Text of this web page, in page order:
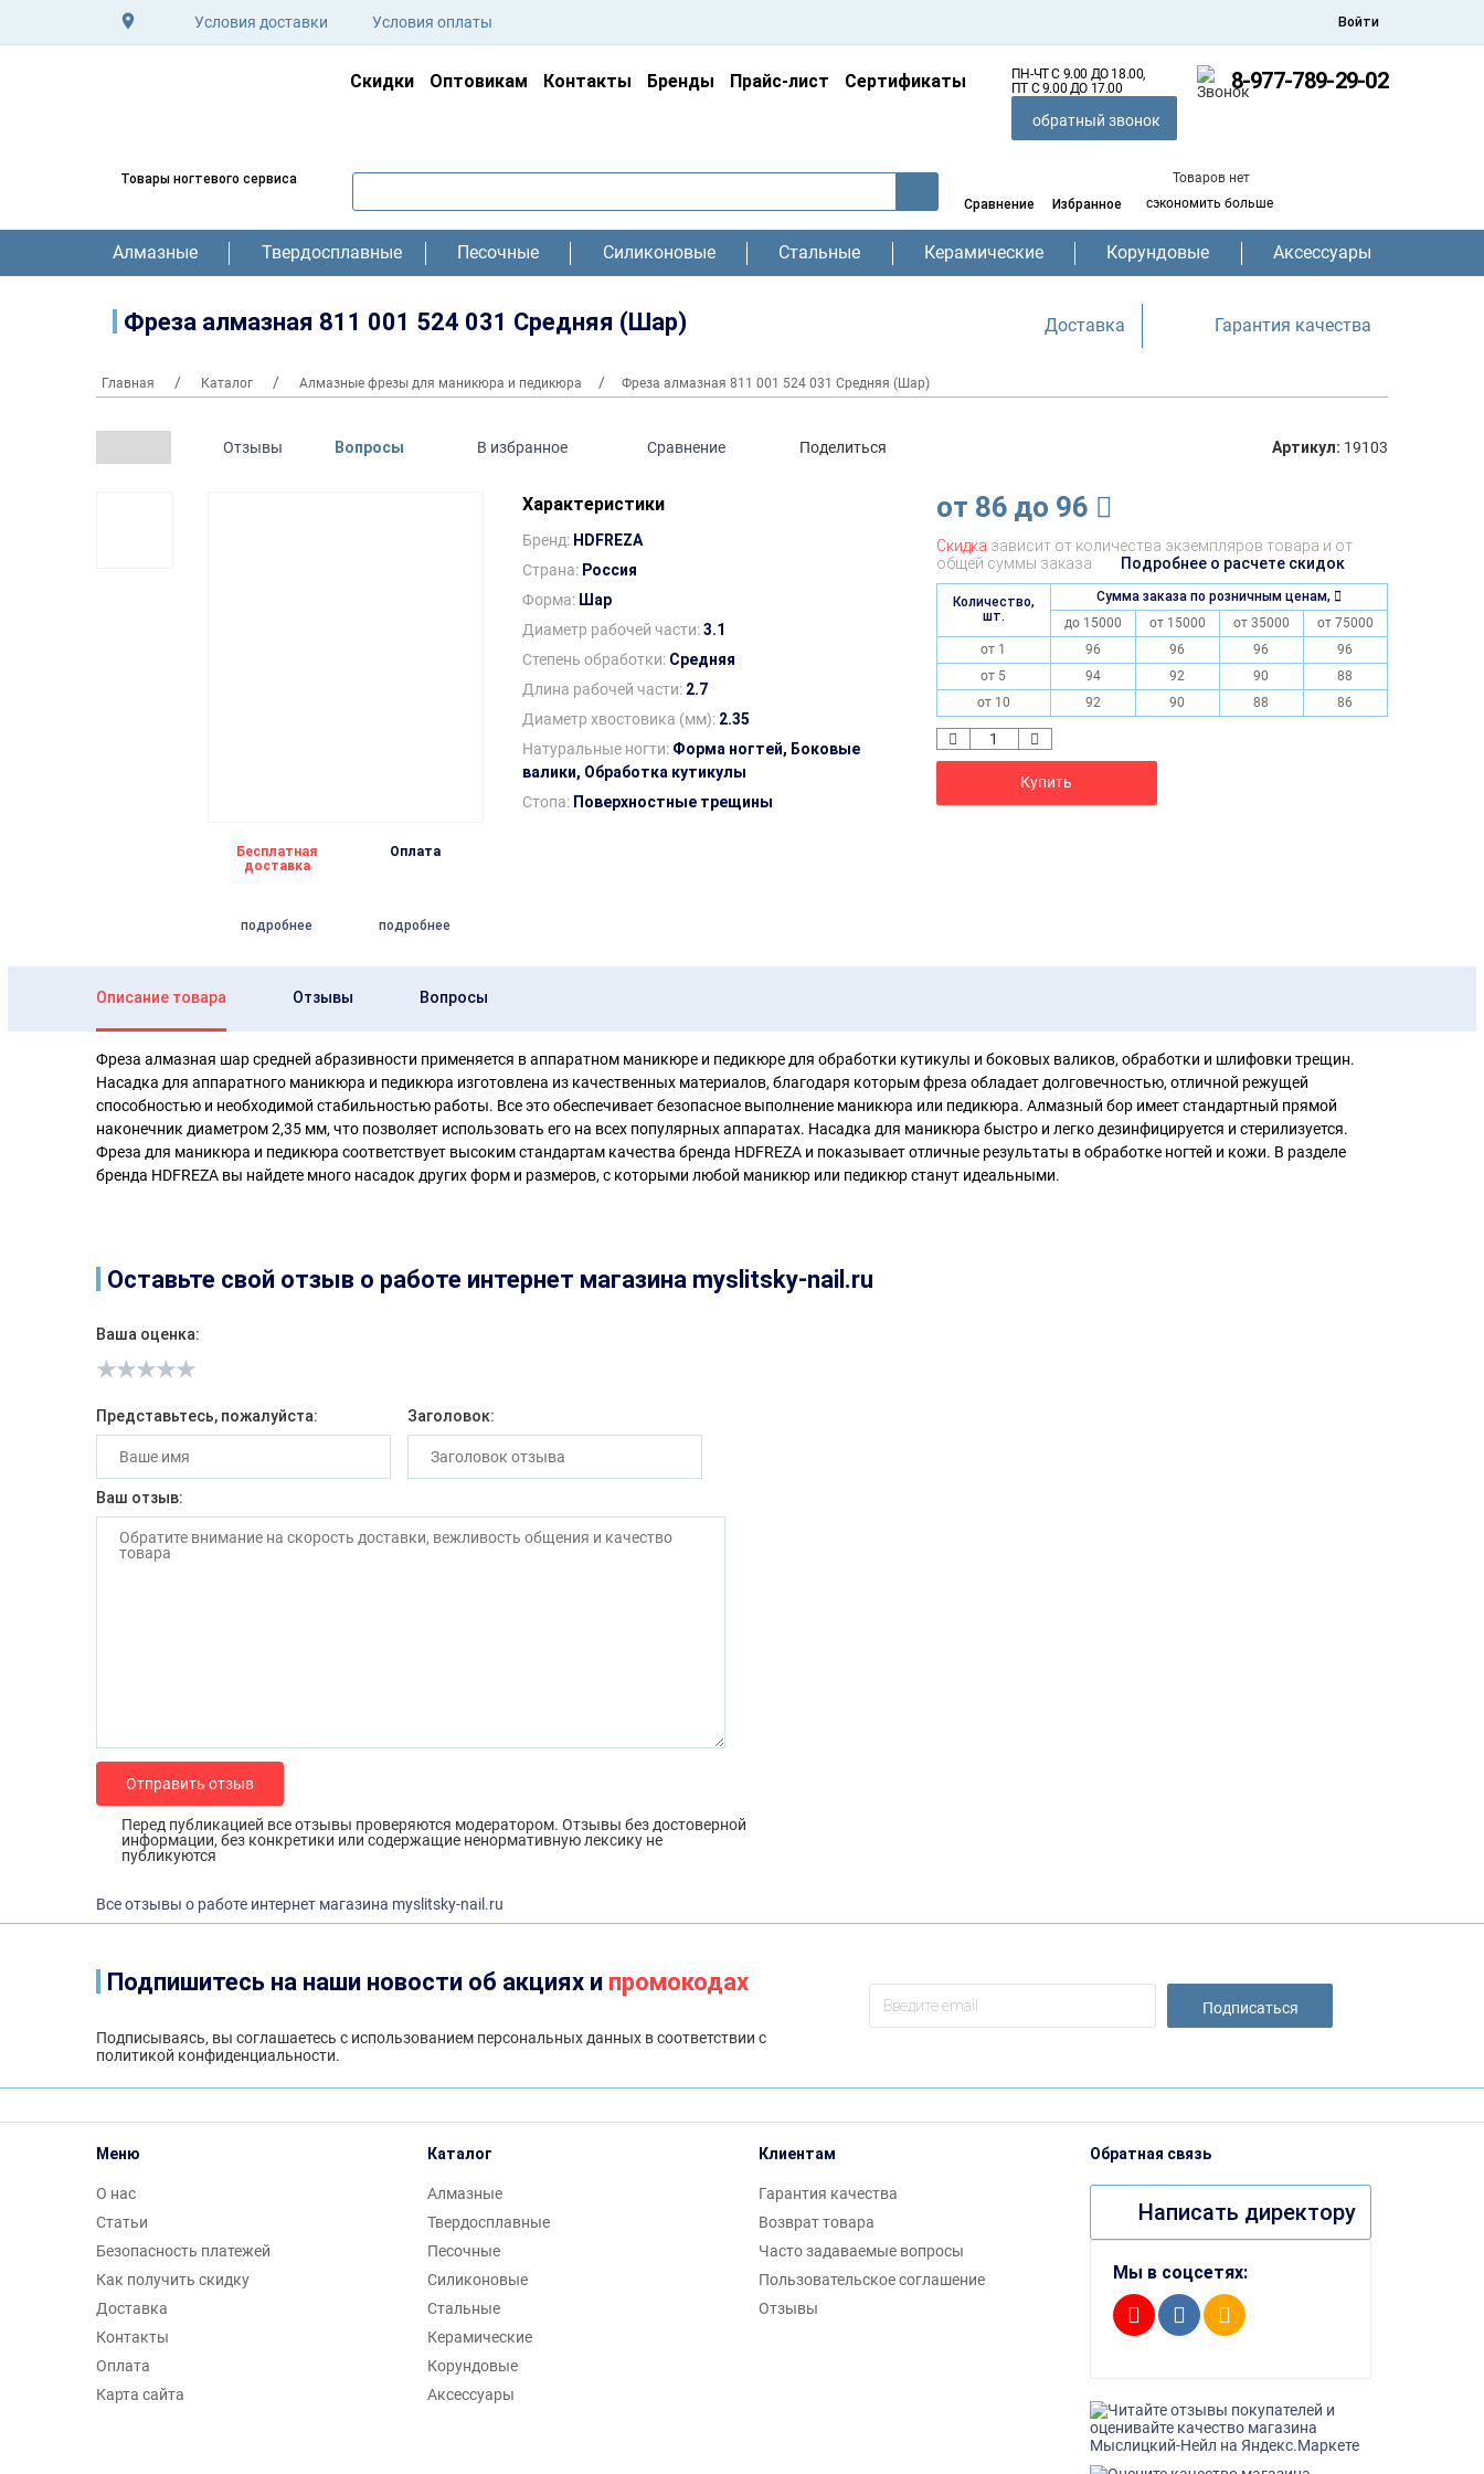
Условия доставки Условия оплаты Войти
Товары ногтевого сервиса
Скидки Оптовикам Контакты Бренды Прайс-лист Сертификаты
ПН-ЧТ С 9.00 ДО 18.00,
ПТ С 9.00 ДО 17.00
обратный звонок
8-977-789-29-02
Сравнение Избранное
Товаров нет
сэкономить больше
Алмазные Твердосплавные Песочные Силиконовые Стальные Керамические Корундовые Аксессуары
Фреза алмазная 811 001 524 031 Средняя (Шар) Доставка Гарантия качества
Главная Каталог Алмазные фрезы для маникюра и педикюра Фреза алмазная 811 001 524 031 Средняя (Шар)
Отзывы Вопросы В избранное Сравнение Поделиться Артикул: 19103
Бесплатная
доставка
подробнее
Оплата
подробнее
Характеристики
Бренд: HDFREZA
Страна: Россия
Форма: Шар
Диаметр рабочей части:3.1
Степень обработки: Средняя
Длина рабочей части: 2.7
Диаметр хвостовика (мм): 2.35
Натуральные ногти: Форма ногтей, Боковые
валики, Обработка кутикулы
Стопа: Поверхностные трещины
от 86 до 96
Скидка зависит от количества экземпляров товара и от
общей суммы заказа.
Подробнее о расчете скидок
Количество,
шт.
Сумма заказа по розничным ценам,
до 15000
от 15000 от 35000
от 75000
от 1
96 96 96
96
от 5
94 92 90
88
от 10
92 90 88 86
Купить
Описание товара Отзывы Вопросы
Фреза алмазная шар средней абразивности применяется в аппаратном маникюре и педикюре для обработки кутикулы и боковых валиков, обработки и шлифовки трещин.
Насадка для аппаратного маникюра и педикюра изготовлена из качественных материалов, благодаря которым фреза обладает долговечностью, отличной режущей
способностью и необходимой стабильностью работы. Все это обеспечивает безопасное выполнение маникюра или педикюра. Алмазный бор имеет стандартный прямой
наконечник диаметром 2,35 мм, что позволяет использовать его на всех популярных аппаратах. Насадка для маникюра быстро и легко дезинфицируется и стерилизуется.
Фреза для маникюра и педикюра соответствует высоким стандартам качества бренда HDFREZA и показывает отличные результаты в обработке ногтей и кожи. В разделе
бренда HDFREZA вы найдете много насадок других форм и размеров, с которыми любой маникюр или педикюр станут идеальными.
Оставьте свой отзыв о работе интернет магазина myslitsky-nail.ru
Ваша оценка:
Представьтесь, пожалуйста: Заголовок:
Ваш отзыв:
Отправить отзыв
Перед публикацией все отзывы проверяются модератором. Отзывы без достоверной
информации, без конкретики или содержащие ненормативную лексику не
публикуются
Все отзывы о работе интернет магазина myslitsky-nail.ru
Подпишитесь на наши новости об акциях и промокодах
Подписываясь, вы соглашаетесь с использованием персональных данных в соответствии с
политикой конфиденциальности.
Подписаться
Меню
О нас
Статьи
Безопасность платежей
Как получить скидку
Доставка
Контакты
Оплата
Карта сайта
Каталог
Алмазные
Твердосплавные
Песочные
Силиконовые
Стальные
Керамические
Корундовые
Аксессуары
Клиентам
Гарантия качества
Возврат товара
Часто задаваемые вопросы
Пользовательское соглашение
Отзывы
Обратная связь
Написать директору
Мы в соцсетях: